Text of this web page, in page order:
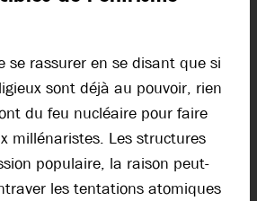
se rassurer en se disant que si
sont déjà au pouvoir, rien
du feu nucléaire pour faire
millénaristes. Les structures
populaire, la raison peut-
les tentations atomiques